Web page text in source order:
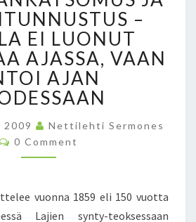
N
S
N
T
Y
O
T
Ä
R
E
–
EI LUONUT
AJASSA, VAAN
AJAN
2009
Nettilehti Sermones
C
O
N
T
S
0 Comment
vuonna 1859 eli 150 vuotta
Lajien synty-teoksessaan